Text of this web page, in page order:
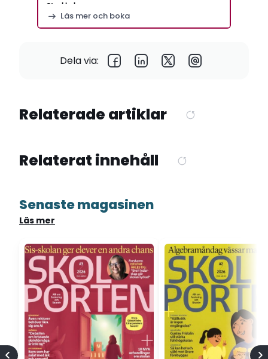
Stockholm
Läs mer och boka
Dela via:
Relaterade artiklar
Relaterat innehåll
Senaste magasinen
Läs mer